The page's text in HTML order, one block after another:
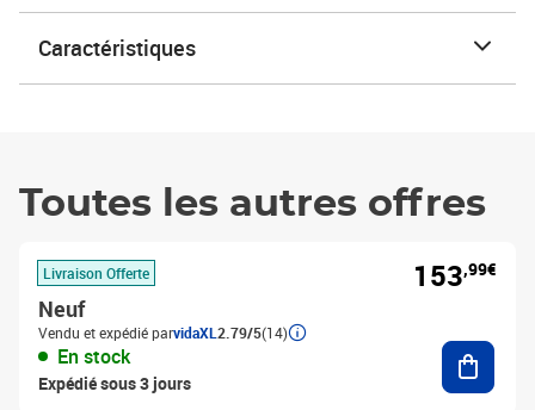
Caractéristiques
Toutes les autres offres
Livraison Offerte
Neuf
Vendu et expédié parvidaXL 2.79/5(14)
En stock
Expédié sous 3 jours
153,99€